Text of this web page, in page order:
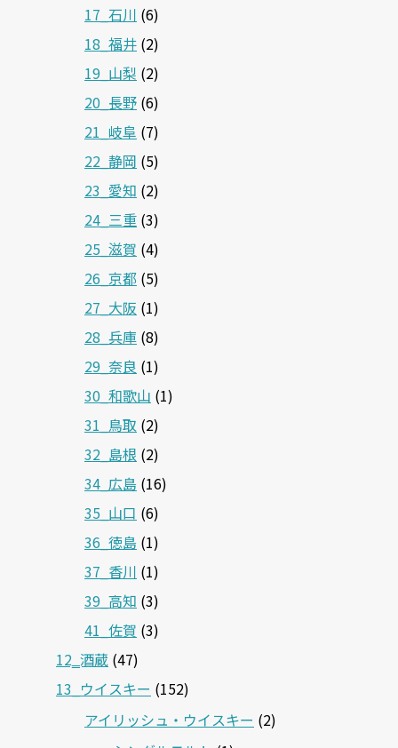
17_石川 (6)
18_福井 (2)
19_山梨 (2)
20_長野 (6)
21_岐阜 (7)
22_静岡 (5)
23_愛知 (2)
24_三重 (3)
25_滋賀 (4)
26_京都 (5)
27_大阪 (1)
28_兵庫 (8)
29_奈良 (1)
30_和歌山 (1)
31_鳥取 (2)
32_島根 (2)
34_広島 (16)
35_山口 (6)
36_徳島 (1)
37_香川 (1)
39_高知 (3)
41_佐賀 (3)
12‗酒蔵 (47)
13_ウイスキー (152)
アイリッシュ・ウイスキー (2)